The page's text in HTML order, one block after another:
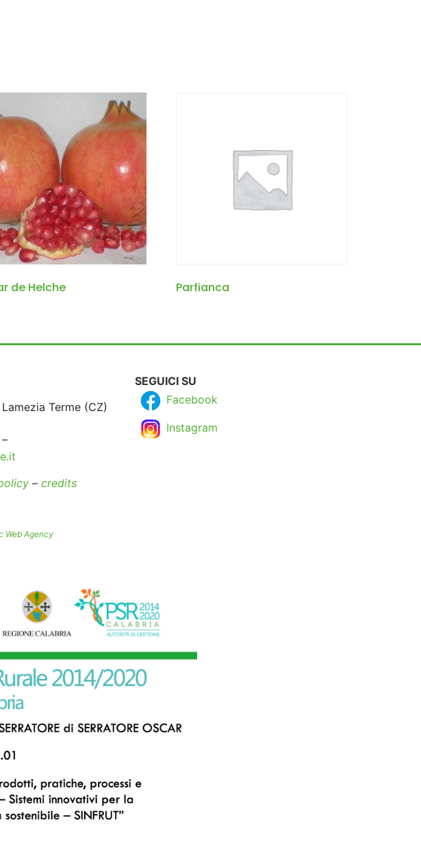
de Helche Parfianca
Terme (CZ)
–
– credits
SEGUICI SU
Facebook
Instagram
Web Agency